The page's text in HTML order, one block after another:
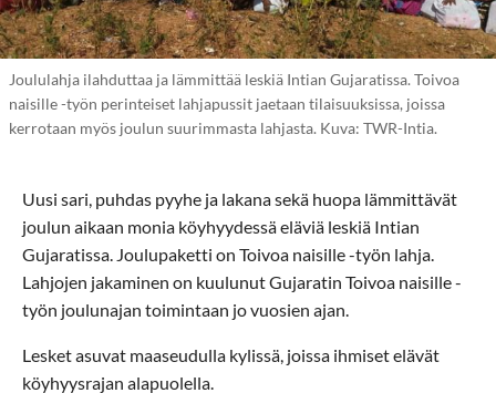
Joululahja ilahduttaa ja lämmittää leskiä Intian Gujaratissa. Toivoa
naisille -työn perinteiset lahjapussit jaetaan tilaisuuksissa, joissa
kerrotaan myös joulun suurimmasta lahjasta. Kuva: TWR-Intia.
Uusi sari, puhdas pyyhe ja lakana sekä huopa lämmittävät
joulun aikaan monia köyhyydessä eläviä leskiä Intian
Gujaratissa. Joulupaketti on Toivoa naisille -työn lahja.
Lahjojen jakaminen on kuulunut Gujaratin Toivoa naisille -
työn joulunajan toimintaan jo vuosien ajan.
Lesket asuvat maaseudulla kylissä, joissa ihmiset elävät
köyhyysrajan alapuolella.